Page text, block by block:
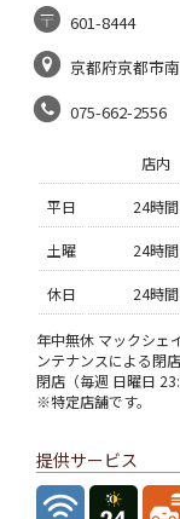
601-8444
京都府京都市
075-662-2556
店内
平日 24時間
土曜 24時間
休日 24時間
年中無休 マックシェ
ンテナンスによる閉
閉店（毎週 日曜日
※特定店舗です。
提供サービス